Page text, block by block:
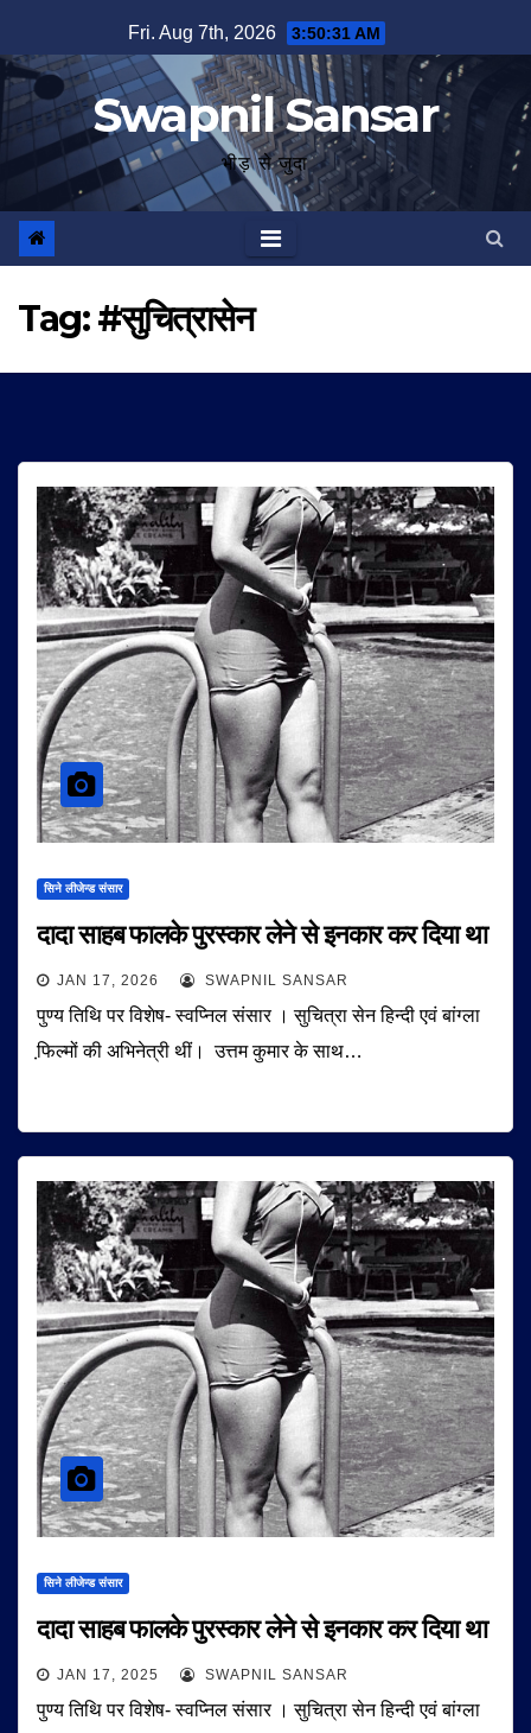
to
content
Fri. Aug 7th, 2026 3:50:32 AM
Swapnil Sansar
भीड़ से जुदा
Tag:#सुचित्रासेन
सिने लीजेन्ड संसार
दादा साहब फालके पुरस्कार लेने से इनकार कर दिया था
JAN 17, 2026 SWAPNIL SANSAR
पुण्य तिथि पर विशेष- स्वप्निल संसार । सुचित्रा सेन हिन्दी एवं बांग्ला
फि़ल्मों की अभिनेत्री थीं। उत्तम कुमार के साथ…
सिने लीजेन्ड संसार
दादा साहब फालके पुरस्कार लेने से इनकार कर दिया था
JAN 17, 2025 SWAPNIL SANSAR
पुण्य तिथि पर विशेष- स्वप्निल संसार । सुचित्रा सेन हिन्दी एवं बांग्ला